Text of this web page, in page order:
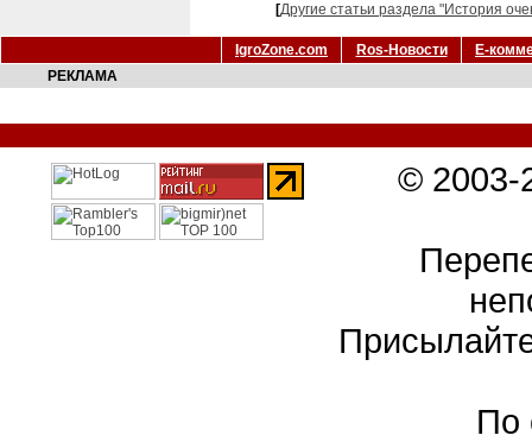
[Другие статьи раздела "История
IgroZone.com Ros-Новости
Е-
РЕКЛАМА
©
По